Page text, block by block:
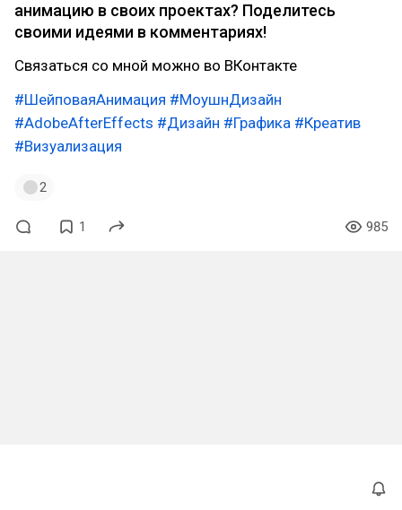
анимацию в своих проектах? Поделитесь
своими идеями в комментариях!
Связаться со мной можно во ВКонтакте
#ШейповаяАнимация #МоушнДизайн
#AdobeAfterEffects #Дизайн #Графика #Креатив
#Визуализация
2
1 985